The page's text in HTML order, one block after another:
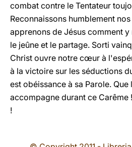
combat contre le Tentateur
Reconnaissons humblement
apprenons de Jésus comment y
le jeûne et le partage. Sorti
Christ ouvre notre cœur à
à la victoire sur les séductions
est obéissance à sa Parole.
accompagne durant ce Carême
!